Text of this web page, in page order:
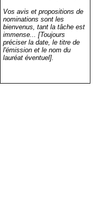
Vos avis et propositions de
nominations sont les
bienvenus, tant la tâche est
immense... [Toujours
préciser la date, le titre de
l'émission et le nom du
lauréat éventuel].